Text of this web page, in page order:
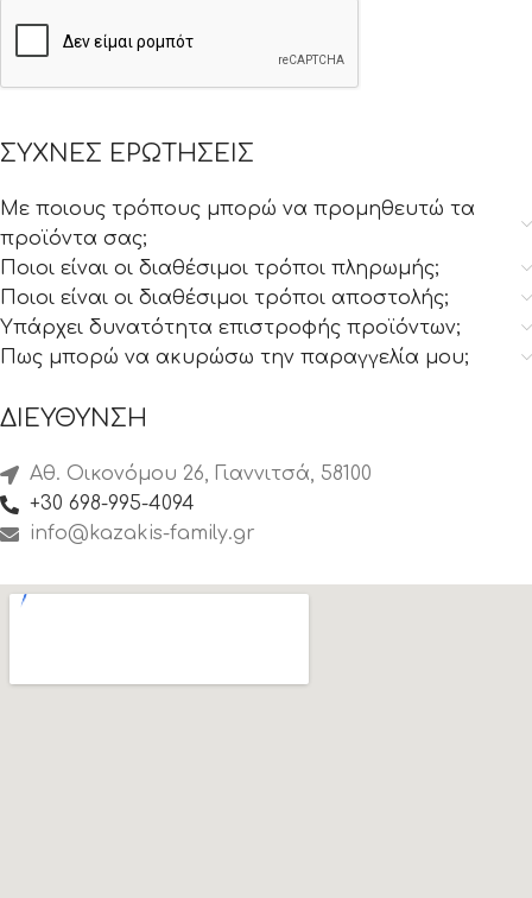
ΣΥΧΝΕΣ ΕΡΩΤΗΣΕΙΣ
Με ποιους τρόπους μπορώ να προμηθευτώ τα
προϊόντα σας;
Ποιοι είναι οι διαθέσιμοι τρόποι πληρωμής;
Ποιοι είναι οι διαθέσιμοι τρόποι αποστολής;
Υπάρχει δυνατότητα επιστροφής προϊόντων;
Πως μπορώ να ακυρώσω την παραγγελία μου;
ΔΙΕΥΘΥΝΣΗ
Αθ. Οικονόμου 26, Γιαννιτσά, 58100
+30 698-995-4094
info@kazakis-family.gr